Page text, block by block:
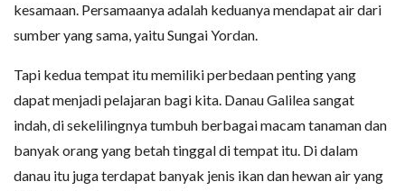
kesamaan. Persamaanya adalah keduanya mendapat air dari
sumber yang sama, yaitu Sungai Yordan.
Tapi kedua tempat itu memiliki perbedaan penting yang
dapat menjadi pelajaran bagi kita. Danau Galilea sangat
indah, di sekelilingnya tumbuh berbagai macam tanaman dan
banyak orang yang betah tinggal di tempat itu. Di dalam
danau itu juga terdapat banyak jenis ikan dan hewan air yang